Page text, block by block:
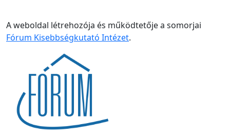
A weboldal létrehozója és működtetője a somorjai
Fórum Kisebbségkutató Intézet.